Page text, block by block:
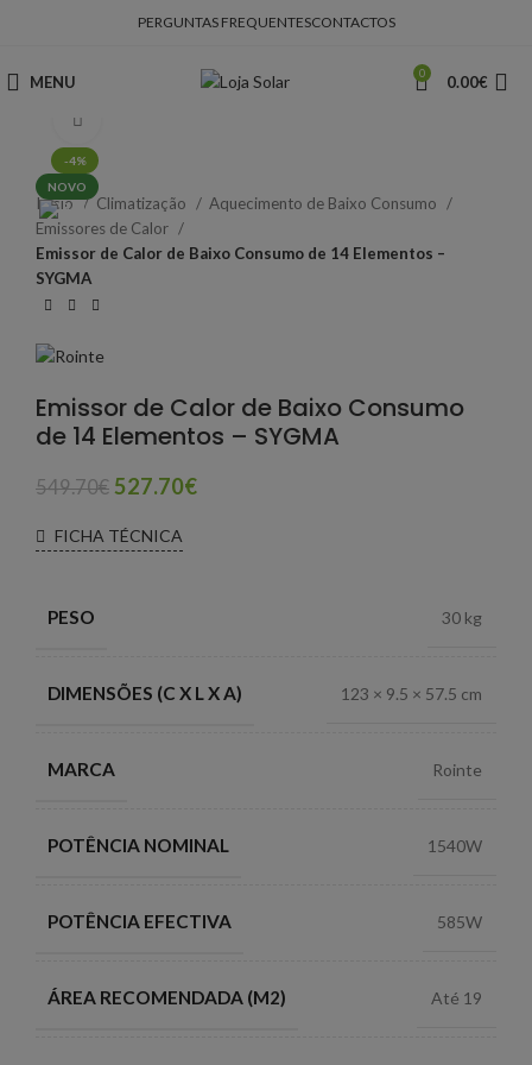
PERGUNTAS FREQUENTESCONTACTOS
MENU 0 0.00€
-4%
NOVO
Início Climatização
Aquecimento de Baixo Consumo
Emissores de Calor
Emissor de Calor de Baixo Consumo de 14 Elementos –
SYGMA
Emissor de Calor de Baixo Consumo
de 14 Elementos – SYGMA
549.70€ 527.70€
FICHA TÉCNICA
PESO 30 kg
DIMENSÕES (C X L X A) 123 × 9.5 × 57.5 cm
MARCA Rointe
POTÊNCIA NOMINAL 1540W
POTÊNCIA EFECTIVA 585W
ÁREA RECOMENDADA (M2) Até 19